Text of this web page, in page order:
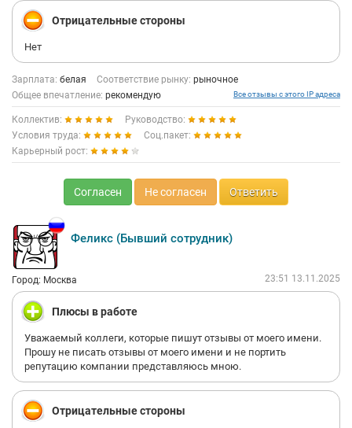
Отрицательные стороны
Нет
Зарплата: белая Соответствие рынку: рыночное
Общее впечатление: рекомендую Все отзывы с этого IP адреса
Коллектив:
Руководство:
Условия труда:
Соц.пакет:
Карьерный рост:
Согласен Не согласен Ответить
Феликс (Бывший сотрудник)
Город: Москва 23:51 13.11.2025
Плюсы в работе
Уважаемый коллеги, которые пишут отзывы от моего имени.
Прошу не писать отзывы от моего имени и не портить
репутацию компании представляюсь мною.
Отрицательные стороны